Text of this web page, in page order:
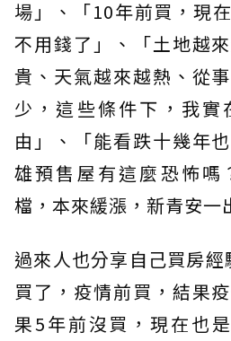
場」、「10年前買，現
不用錢了」、「土地越
貴、天氣越來越熱、從
少，這些條件下，我實
由」、「能看跌十幾年
雄預售屋有這麼恐怖嗎
檔，本來緩漲，新青安一
過來人也分享自己買房
買了，疫情前買，結果
果5年前沒買，現在也